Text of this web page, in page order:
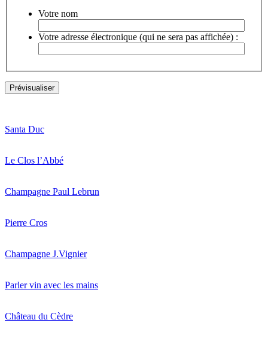
Votre nom
Votre adresse électronique (qui ne sera pas affichée) :
Santa Duc
Le Clos l’Abbé
Champagne Paul Lebrun
Pierre Cros
Champagne J.Vignier
Parler vin avec les mains
Château du Cèdre